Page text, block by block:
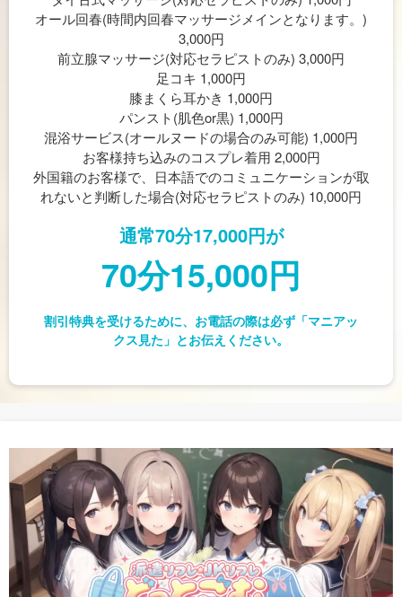
オール回春(時間内回春マッサージメインとなります。)
3,000円
前立腺マッサージ(対応セラピストのみ) 3,000円
足コキ 1,000円
膝まくら耳かき 1,000円
パンスト(肌色or黒) 1,000円
混浴サービス(オールヌードの場合のみ可能) 1,000円
お客様持ち込みのコスプレ着用 2,000円
外国籍のお客様で、日本語でのコミュニケーションが取
れないと判断した場合(対応セラピストのみ) 10,000円
通常70分17,000円が
70分15,000円
割引特典を受けるために、お電話の際は必ず「マニアッ
クス見た」とお伝えください。